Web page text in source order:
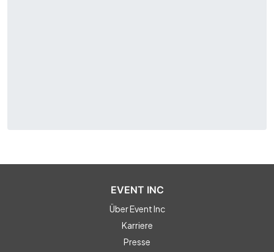
EVENT INC
Über Event Inc
Karriere
Presse